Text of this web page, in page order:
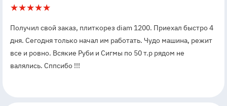
5
1
Получил свой заказ, плиткорез diam 1200. Приехал быстро 4
дня. Сегодня только начал им работать. Чудо машина, режит
все и ровно. Всякие Руби и Сигмы по 50 т.р рядом не
валялись. Сппсибо !!!